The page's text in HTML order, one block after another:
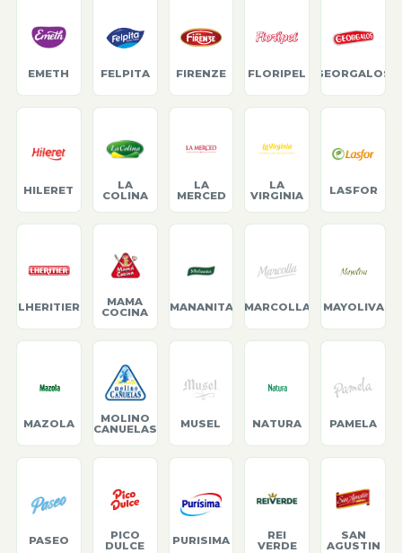
EMETH FELPITA FIRENZE FLORIPEL GEORGALOS
HILERET
LA
COLINA
LA
MERCED
LA
VIRGINIA
LASFOR
LHERITIER
MAMA
COCINA
MANANITA MARCOLLA MAYOLIVA
MAZOLA
MOLINO
CANUELAS
MUSEL NATURA PAMELA
PASEO
PICO
DULCE
PURISIMA
REI
VERDE
SAN
AGUSTIN